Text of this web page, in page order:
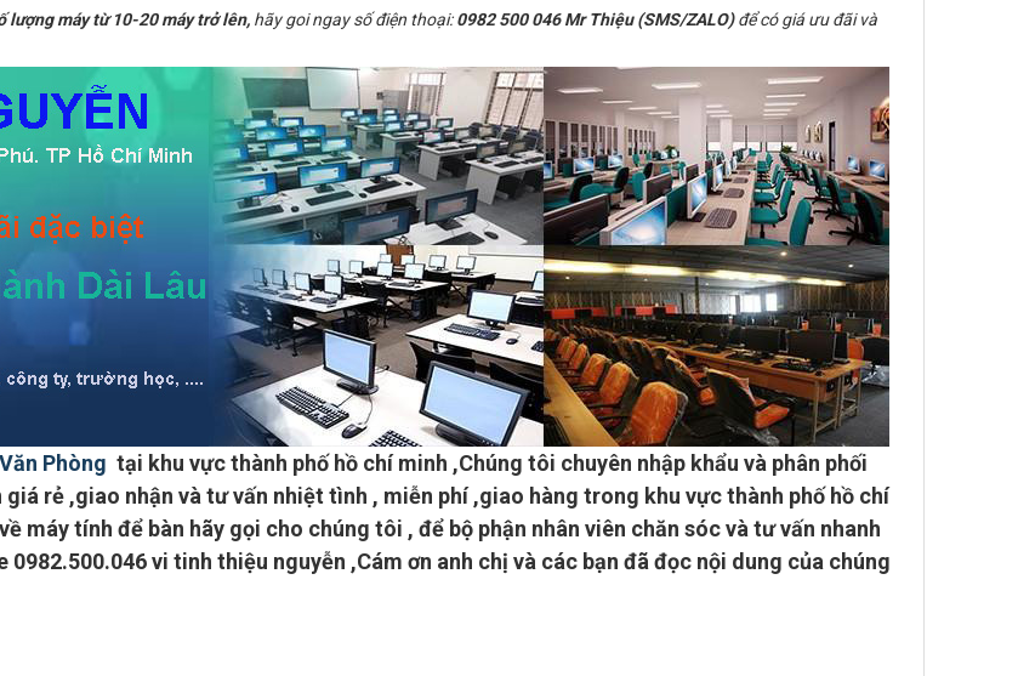
lượng máy từ 10-20 máy trở lên, hãy goi ngay số điện thoại:0982 500 046 Mr Thiệu (SMS/ZALO)để có giá ưu đãi và
Phòng tại khu vựcthành phố hồ chí minh ,Chúng tôi chuyên nhập khẩu và phân phối
giá rẻ ,giao nhận và tư vấn nhiệt tình , miễn phí ,giao hàng trong khu vực thành phố hồ chí
máy tính để bàn hãy gọi cho chúng tôi , để bộ phận nhân viên chăn sóc và tư vấn nhanh
0982.500.046 vi tinh thiệu nguyễn ,Cám ơn anh chị và các bạn đã đọc nội dung của chúng